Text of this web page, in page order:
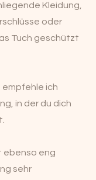
Kleidung,
oder
Tuch geschützt
empfehle ich
in der du dich
ebenso eng
sehr